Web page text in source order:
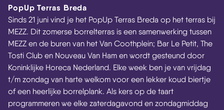
PopUp Terras Breda
Sinds 21 juni vind je het PopUp Terras Breda op het terras bij
MEZZ. Dit zomerse borrelterras is een samenwerking tussen
MEZZ en de buren van het Van Coothplein; Bar Le Petit, The
Tosti Club en Nouveau Van Ham en wordt gesteund door
Koninklijke Horeca Nederland. Elke week ben je van vrijdag
t/m zondag van harte welkom voor een lekker koud biertje
of een heerlijke borrelplank. Als kers op de taart
programmeren we elke zaterdagavond en zondagmiddag